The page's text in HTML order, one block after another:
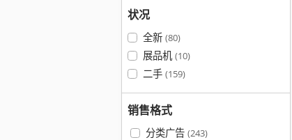
状况
全新 (80)
展品机 (10)
二手 (159)
销售格式
分类广告 (243)